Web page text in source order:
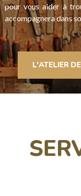
pour vous aider à
accompagnera dans
L'ATELIER